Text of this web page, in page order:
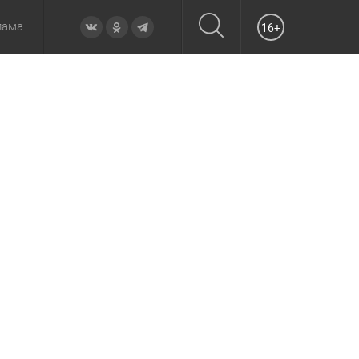
16+